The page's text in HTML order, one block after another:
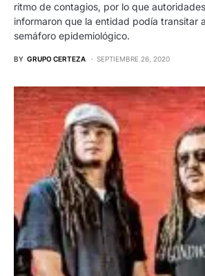
ritmo de contagios, por lo que
informaron que la entidad podía transitar
semáforo epidemiológico.
BY GRUPO CERTEZA SEPTIEMBRE 26, 2020